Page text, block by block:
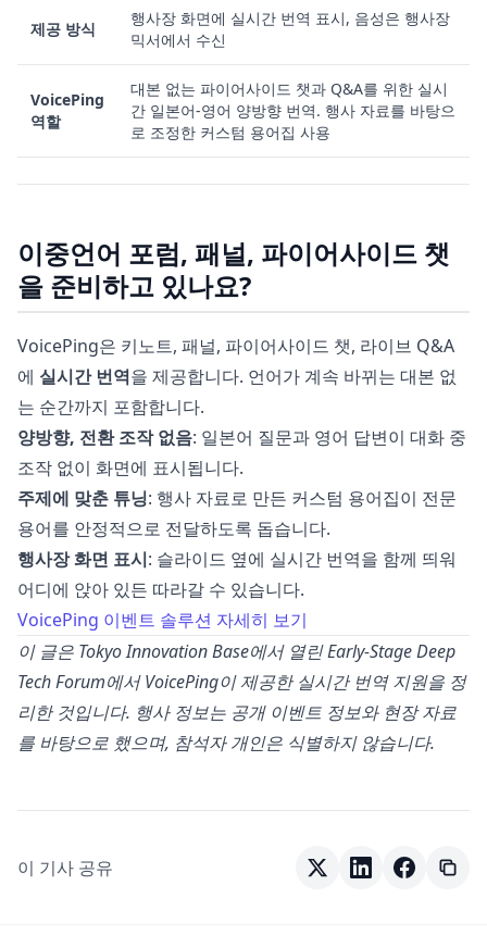
제공 방식
행사장 화면에 실시간 번역 표시, 음성은 행사장
믹서에서 수신
VoicePing
역할
대본 없는 파이어사이드 챗과 Q&A를 위한 실시
간 일본어-영어 양방향 번역. 행사 자료를 바탕으
로 조정한 커스텀 용어집 사용
이중언어 포럼, 패널, 파이어사이드 챗
을 준비하고 있나요?
VoicePing은 키노트, 패널, 파이어사이드 챗, 라이브 Q&A
에 실시간 번역을 제공합니다. 언어가 계속 바뀌는 대본 없
는 순간까지 포함합니다.
양방향, 전환 조작 없음: 일본어 질문과 영어 답변이 대화 중
조작 없이 화면에 표시됩니다.
주제에 맞춘 튜닝: 행사 자료로 만든 커스텀 용어집이 전문
용어를 안정적으로 전달하도록 돕습니다.
행사장 화면 표시: 슬라이드 옆에 실시간 번역을 함께 띄워
어디에 앉아 있든 따라갈 수 있습니다.
VoicePing 이벤트 솔루션 자세히 보기
이 글은 Tokyo Innovation Base에서 열린 Early-Stage Deep
Tech Forum에서 VoicePing이 제공한 실시간 번역 지원을 정
리한 것입니다. 행사 정보는 공개 이벤트 정보와 현장 자료
를 바탕으로 했으며, 참석자 개인은 식별하지 않습니다.
이 기사 공유